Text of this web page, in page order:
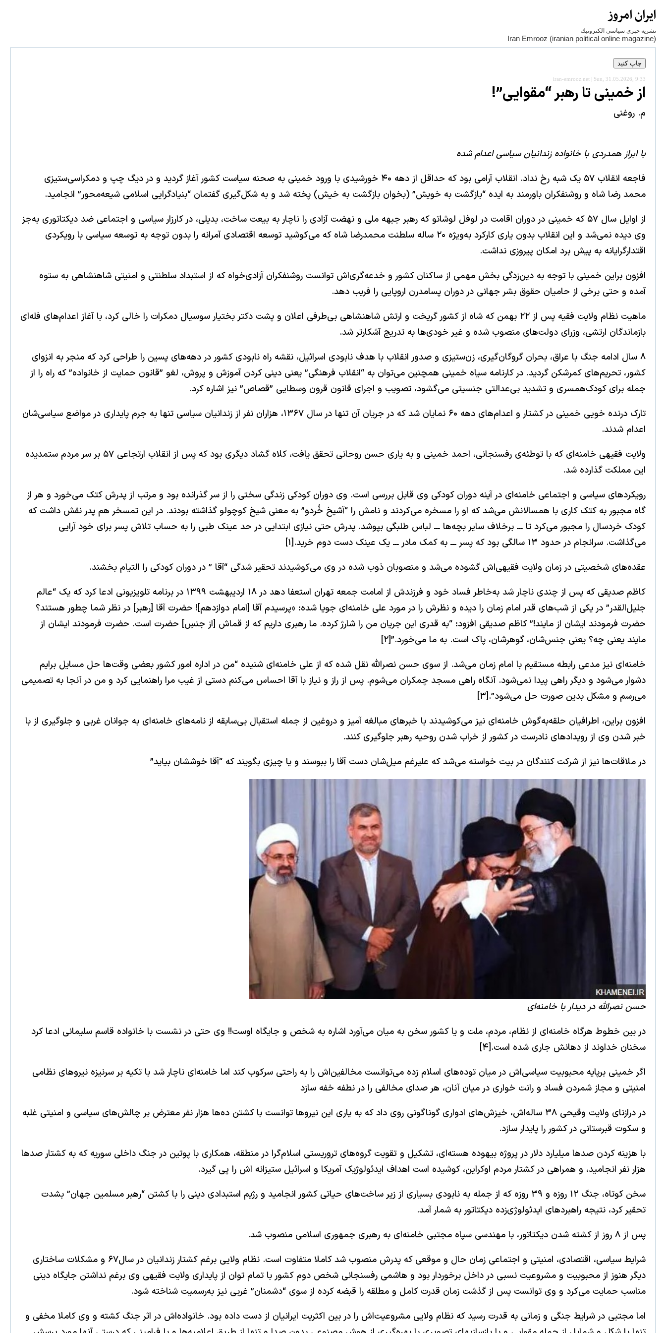
ايران امروز
نشريه خبری سياسی الكترونيك
Iran Emrooz (iranian political online magazine)
iran-emrooz.net | Sun, 31.05.2026, 9:33
از خمینی تا رهبر “مقوایی”!
م. روغنی
با ابراز همدردی با خانواده زندانیان سیاسی اعدام شده
فاجعه انقلاب ۵۷ یک شبه رخ نداد. انقلاب آرامی بود که حداقل از دهه ۴۰ خورشیدی با ورود خمینی به صحنه سیاست کشور آغاز گردید و در دیگ چپ و دمکراسی‌ستیزی
محمد رضا شاه و روشنفکران باورمند به ایده “بازگشت به خویش” (بخوان بازگشت به خیش) پخته شد و به شکل‌گیری گفتمان “بنیادگرایی اسلامی شیعه‌محور” انجامید.
از اوایل سال ۵۷ که خمینی در دوران اقامت در لوفل لوشاتو که رهبر جبهه ملی و نهضت آزادی را ناچار به بیعت ساخت، بدیلی، در کارزار سیاسی و اجتماعی ضد دیکتاتوری به‌جز
وی دیده نمی‌شد و این انقلاب بدون یاری کارکرد به‌ویژه ۲۰ ساله سلطنت محمدرضا شاه که می‌کوشید توسعه اقتصادی آمرانه را بدون توجه به توسعه سیاسی با رویکردی
اقتدارگرایانه به پیش برد امکان پیروزی نداشت.
افزون براین خمینی با توجه به دین‌زدگی بخش مهمی از ساکنان کشور و خدعه‌گری‌اش توانست روشنفکران آزادی‌خواه که از استبداد سلطنتی و امنیتی شاهنشاهی به ستوه
آمده و حتی برخی از حامیان حقوق بشر جهانی در دوران پسامدرن اروپایی را فریب دهد.
ماهیت نظام ولایت فقیه پس از ۲۲ بهمن که شاه از کشور گریخت و ارتش شاهنشاهی بی‌طرفی اعلان و پشت دکتر بختیار سوسیال دمکرات را خالی کرد، با آغاز اعدام‌های فله‌ای
بازماندگان ارتشی، وزرای دولت‌های منصوب شده و غیر خودی‌ها به تدریج آشکارتر شد.
۸ سال ادامه جنگ با عراق، بحران گروگان‌گیری، زن‌ستیزی و صدور انقلاب با هدف نابودی اسرائیل، نقشه راه نابودی کشور در دهه‌های پسین را طراحی کرد که منجر به انزوای
کشور، تحریم‌های کمرشکن گردید. در کارنامه سیاه خمینی همچنین می‌توان به “انقلاب فرهنگی” یعنی دینی کردن آموزش و پروش، لغو ”قانون حمایت از خانواده” که راه را از
جمله برای کودک‌همسری و تشدید بی‌عدالتی جنسیتی می‌گشود، تصویب و اجرای قانون قرون وسطایی ”قصاص” نیز اشاره کرد.‎
تارک درنده‌ خویی خمینی در کشتار و اعدام‌های دهه ۶۰ نمایان شد که در جریان آن تنها در سال ۱۳۶۷، هزاران نفر از زندانیان سیاسی تنها به جرم پایداری در مواضع سیاسی‌شان
اعدام شدند.
ولایت فقیهی خامنه‌ای که با توطئه‌ی رفسنجانی، احمد خمینی و به یاری حسن روحانی تحقق یافت، کلاه گشاد دیگری بود که پس از انقلاب ارتجاعی ۵۷ بر سر مردم ستمدیده
این مملکت گذارده شد.
رویکردهای سیاسی و اجتماعی خامنه‌ای در آینه دوران کودکی وی قابل بررسی است. وی دوران کودکی زندگی سختی را از سر گذرانده بود و مرتب از پدرش کتک می‌خورد و هر از
گاه مجبور به کتک کاری با همسالانش می‌شد که او را مسخره می‌کردند و نامش را “آشیخ خُردو” به معنی شیخ کوچولو گذاشته بودند. در این تمسخر هم پدر نقش داشت که
کودک خردسال را مجبور می‌کرد تا ـــ برخلاف سایر بچه‌ها ـــ لباس طلبگی بپوشد. پدرش حتی نیازی ابتدایی در حد عینک طبی را به حساب تلاش پسر برای خود آرایی
‌می‌گذاشت. سرانجام در حدود ۱۳ سالگی بود که پسر ـــ به کمک مادر ـــ یک عینک دست دوم خرید.[۱]
عقده‌های شخصیتی در زمان ولایت فقیهی‌اش گشوده می‌شد و منصوبان ذوب شده در وی می‌کوشیدند تحقیر شدگی “آقا ” در دوران کودکی را التیام بخشند.
کاظم صدیقی که پس از چندی ناچار شد به‌خاطر فساد خود و فرزندش از امامت جمعه تهران استعفا دهد در ۱۸ اردیبهشت ۱۳۹۹ در برنامه تلویزیونی ادعا کرد که یک “عالم
جلیل‌القدر” در یکی از شب‌های قدر امام زمان را دیده و نظرش را در مورد علی خامنه‌ای جویا شده: «پرسیدم آقا [امام دوازدهم]! حضرت آقا [رهبر] در نظر شما چطور هستند؟
حضرت فرمودند ایشان از مایند!” کاظم صدیقی افزود: “به قدری این جریان من را شارژ کرده. ما رهبری داریم که از قماش [از جنسِ] حضرت است. حضرت فرمودند ایشان از
مایند یعنی چه؟ یعنی جنس‌شان، گوهرشان، پاک است. به ما می‌خورد.”[۲]
خامنه‌ای نیز مدعی رابطه مستقیم با امام زمان می‌شد. از سوی حسن نصرالله نقل شده که از علی خامنه‌ای شنیده “من در اداره امور کشور بعضی وقت‌ها حل مسایل برایم
دشوار می‌شود و دیگر راهی پیدا نمی‌‌شود. ‌‌آنگاه راهی مسجد چمکران می‌شوم. پس از راز و نیاز با آقا احساس می‌کنم دستی از غیب مرا راهنمایی کرد و من در آنجا به تصمیمی
می‌رسم و مشکل بدین صورت حل می‌شود”.[۳]
افزون براین، اطرافیان حلقه‌‌‌به‌گوش خامنه‌ای نیز می‌کوشیدند با خبر‌های مبالغه آمیز و دروغین از جمله استقبال بی‌سابقه از نامه‌های خامنه‌ای به جوانان غربی و جلوگیری از با
خبر شدن وی از رویدادهای نادرست در کشور از خراب شدن روحیه رهبر جلوگیری کنند.
در ملاقات‌ها نیز از شرکت کنندگان در بیت خواسته می‌شد که علیرغم میل‌شان دست آقا را ببوسند و یا چیزی بگویند که “آقا خوششان بیاید”
حسن نصرالله در دیدار با خامنه‌ای
در بین خطوط هرگاه خامنه‌ای از نظام، مردم، ملت و یا کشور سخن به میان می‌آورد اشاره به شخص و جایگاه اوست!! وی حتی در نشست با خانواده قاسم سلیمانی ادعا کرد
سخنان خداوند از دهانش جاری شده است.[۴]
اگر خمینی برپایه محبوبیت سیاسی‌اش در میان توده‌های اسلام‌ زده می‌توانست مخالفین‌اش را به راحتی سرکوب کند اما خامنه‌ای ناچار شد با تکیه بر سرنیزه نیروهای نظامی
امنیتی و مجاز شمردن فساد و رانت ‌خواری در میان آنان، هر صدای مخالفی را در نطفه خفه سازد
در درازنای ولایت وقیحی ۳۸ ساله‌اش، خیزش‌های ادواری گوناگونی روی داد که به یاری این نیروها توانست با کشتن ده‌ها هزار نفر معترض بر چالش‌های سیاسی و امنیتی غلبه
و سکوت قبرستانی در کشور را پایدار سازد.
با هزینه کردن صدها میلیارد دلار در پروژه بیهوده هسته‌ای، تشکیل و تقویت گروه‌های تروریستی اسلام‌گرا در منطقه، همکاری با پوتین در جنگ داخلی سوریه که به کشتار صدها
هزار نفر انجامید، و همراهی در کشتار مردم اوکراین، کوشیده است اهداف ایدئولوژیک آمریکا و اسرائیل ستیزانه ‌اش را پی گیرد.
سخن کوتاه، جنگ ۱۲ روزه و ۳۹ روزه که از جمله به نابودی بسیاری از زیر ساخت‌های حیاتی کشور انجامید و رژیم استبدادی دینی را با کشتن “رهبر مسلمین جهان” بشدت
تحقیر کرد، نتیجه راهبردهای ایدئولوژی‌زده دیکتاتور به شمار آمد.
پس از ۸ روز از کشته شدن دیکتاتور، با مهندسی سپاه مجتبی خامنه‌ای به رهبری جمهوری اسلامی منصوب شد.
شرایط سیاسی، اقتصادی، امنیتی و اجتماعی زمان حال و موقعی که پدرش منصوب شد کاملا متفاوت است. نظام ولایی برغم کشتار زندانیان در سال۶۷ و مشکلات ساختاری
دیگر هنوز از محبوبیت و مشروعیت نسبی در داخل برخوردار بود و ‌هاشمی رفسنجانی شخص دوم کشور با تمام توان از پایداری ولایت فقیهی وی برغم نداشتن جایگاه دینی
مناسب حمایت می‌کرد و وی توانست پس از گذشت زمان قدرت کامل و مطلقه را قبضه کرده از سوی “دشمنان” غربی نیز به‌رسمیت شناخته شود.
اما مجتبی در شرایط جنگی و زمانی به قدرت رسید که نظام ولایی مشروعیت‌اش را در بین اکثریت ایرانیان از دست داده بود. خانواده‌اش در اثر جنگ کشته و وی کاملا مخفی و